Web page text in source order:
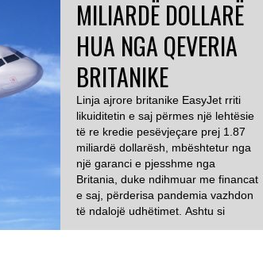
MILIARDË DOLLARË
HUA NGA QEVERIA
BRITANIKE
Linja ajrore britanike EasyJet rriti
likuiditetin e saj përmes një lehtësie
të re kredie pesëvjeçare prej 1.87
miliardë dollarësh, mbështetur nga
një garanci e pjesshme nga
Britania, duke ndihmuar me financat
e saj, përderisa pandemia vazhdon
të ndalojë udhëtimet. Ashtu si